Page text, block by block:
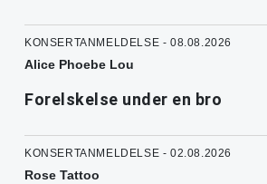
KONSERTANMELDELSE - 08.08.2026
Alice Phoebe Lou
Forelskelse under en bro
KONSERTANMELDELSE - 02.08.2026
Rose Tattoo